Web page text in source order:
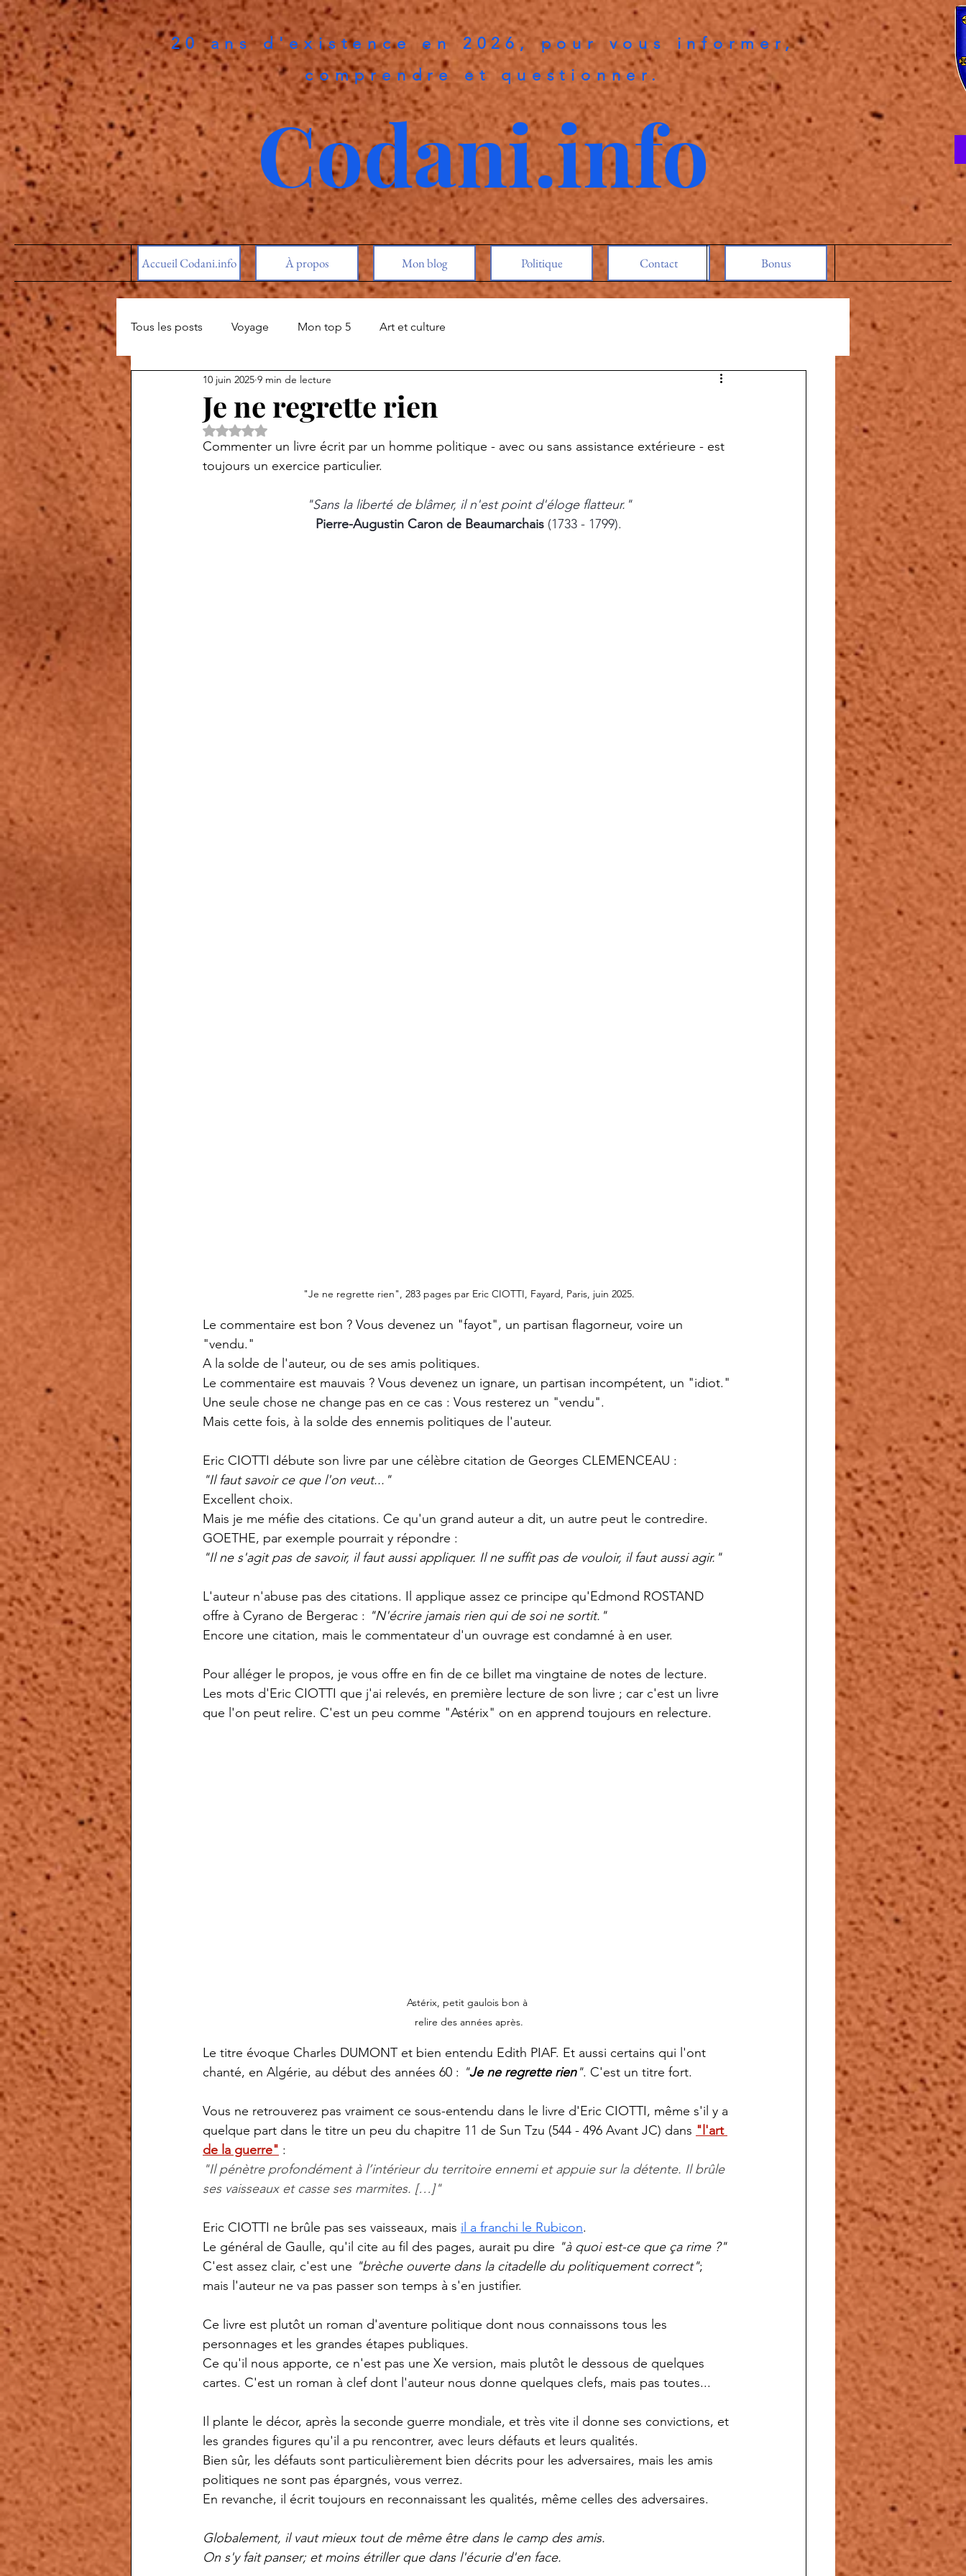
20 ans d'existence en 2026, pour vous informer,
comprendre et questionner.
Codani.info
Accueil Codani.info À propos Mon blog Politique Contact Bonus
Tous les posts Voyage Mon top 5 Art et culture
Je ne regrette rien
10 juin 2025 9 min de lecture
Noté NaN étoiles sur 5.
Commenter un livre écrit par un homme politique - avec ou sans assistance extérieure - est
toujours un exercice particulier.
"Sans la liberté de blâmer, il n'est point d'éloge flatteur."
Pierre-Augustin Caron de Beaumarchais (1733 - 1799).
"Je ne regrette rien", 283 pages par Eric CIOTTI, Fayard, Paris, juin 2025.
Le commentaire est bon ? Vous devenez un "fayot", un partisan flagorneur, voire un
"vendu."
A la solde de l'auteur, ou de ses amis politiques.
Le commentaire est mauvais ? Vous devenez un ignare, un partisan incompétent, un "idiot."
Une seule chose ne change pas en ce cas : Vous resterez un "vendu".
Mais cette fois, à la solde des ennemis politiques de l'auteur.
Eric CIOTTI débute son livre par une célèbre citation de Georges CLEMENCEAU :
"Il faut savoir ce que l'on veut..."
Excellent choix.
Mais je me méfie des citations. Ce qu'un grand auteur a dit, un autre peut le contredire.
GOETHE, par exemple pourrait y répondre :
"Il ne s'agit pas de savoir, il faut aussi appliquer. Il ne suffit pas de vouloir, il faut aussi agir."
L'auteur n'abuse pas des citations. Il applique assez ce principe qu'Edmond ROSTAND
offre à Cyrano de Bergerac : "N'écrire jamais rien qui de soi ne sortit."
Encore une citation, mais le commentateur d'un ouvrage est condamné à en user.
Pour alléger le propos, je vous offre en fin de ce billet ma vingtaine de notes de lecture.
Les mots d'Eric CIOTTI que j'ai relevés, en première lecture de son livre ; car c'est un livre
que l'on peut relire. C'est un peu comme "Astérix" on en apprend toujours en relecture.
Astérix, petit gaulois bon à
relire des années après.
Le titre évoque Charles DUMONT et bien entendu Edith PIAF. Et aussi certains qui l'ont
chanté, en Algérie, au début des années 60 : "Je ne regrette rien". C'est un titre fort.
Vous ne retrouverez pas vraiment ce sous-entendu dans le livre d'Eric CIOTTI, même s'il y a
quelque part dans le titre un peu du chapitre 11 de Sun Tzu (544 - 496 Avant JC) dans "l'art
de la guerre" :
"Il pénètre profondément à l’intérieur du territoire ennemi et appuie sur la détente. Il brûle
ses vaisseaux et casse ses marmites. […]"
Eric CIOTTI ne brûle pas ses vaisseaux, mais il a franchi le Rubicon.
Le général de Gaulle, qu'il cite au fil des pages, aurait pu dire "à quoi est-ce que ça rime ?"
C'est assez clair, c'est une "brèche ouverte dans la citadelle du politiquement correct";
mais l'auteur ne va pas passer son temps à s'en justifier.
Ce livre est plutôt un roman d'aventure politique dont nous connaissons tous les
personnages et les grandes étapes publiques.
Ce qu'il nous apporte, ce n'est pas une Xe version, mais plutôt le dessous de quelques
cartes. C'est un roman à clef dont l'auteur nous donne quelques clefs, mais pas toutes...
Il plante le décor, après la seconde guerre mondiale, et très vite il donne ses convictions, et
les grandes figures qu'il a pu rencontrer, avec leurs défauts et leurs qualités.
Bien sûr, les défauts sont particulièrement bien décrits pour les adversaires, mais les amis
politiques ne sont pas épargnés, vous verrez.
En revanche, il écrit toujours en reconnaissant les qualités, même celles des adversaires.
Globalement, il vaut mieux tout de même être dans le camp des amis.
On s'y fait panser; et moins étriller que dans l'écurie d'en face.